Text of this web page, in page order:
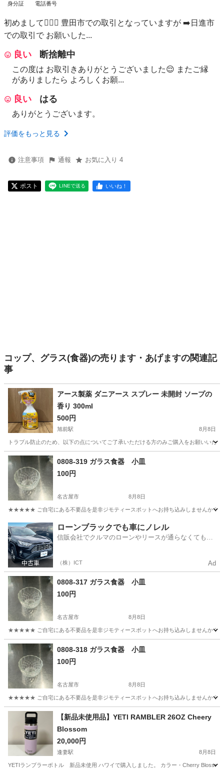
身分証 電話番号
初めまして🙋🏻‍♂️ 豊田市での取引となっていますが ➡️日進市
での取引で お願いした...
良い 断捨離中
この度は お取引きありがとうございました😌 またご縁
がありましたら よろしくお願...
良い はる
ありがとうございます。
評価をもっと見る
注意事項 通報 お気に入り 4
ポスト LINEで送る いいね！
コップ、グラス(食器)の売ります・あげますの関連記
事
アース製薬 ダニアース スプレー 未開封 ソープの
香り 300ml
500円
旭前駅 8月8日
トラブル防止のため、以下の点についてご了承いただける方のみご購入をお願いい
愛知 尾張旭市 家庭用品 アース製薬
0808-319 ガラス食器 小皿
100円
名古屋市 8月8日
★★★★★ ご自宅にある不要品を是非ジモティースポットへお持ち込みしませんか？
愛知 名古屋市 食器 小皿
ローンブラックでも車にノレル
信販会社でクルマのローンやリースが通らなくてもク
（株）ICT Ad
0808-317 ガラス食器 小皿
100円
名古屋市 8月8日
★★★★★ ご自宅にある不要品を是非ジモティースポットへお持ち込みしませんか？
愛知 名古屋市 小皿
0808-318 ガラス食器 小皿
100円
名古屋市 8月8日
★★★★★ ご自宅にある不要品を是非ジモティースポットへお持ち込みしませんか？
愛知 名古屋市 食器 小皿
【新品未使用品】YETI RAMBLER 26OZ Cheery
Blossom
20,000円
逢妻駅 8月8日
YETIランブラーボトル 新品未使用 ハワイで購入しました。 カラー・Cherry